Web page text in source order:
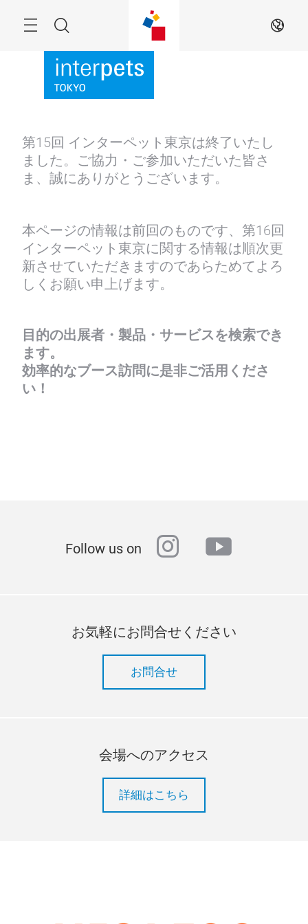
Search JA
第15回 インターペット東京は終了いたし
ました。ご協力・ご参加いただいた皆さ
ま、誠にありがとうございます。
本ページの情報は前回のものです、第16回
インターペット東京に関する情報は順次更
新させていただきますのであらためてよろ
しくお願い申上げます。
目的の出展者・製品・サービスを検索でき
ます。
効率的なブース訪問に是非ご活用くださ
い！
Follow us on instagram
youtube
お気軽にお問合せください
お問合せ
会場へのアクセス
詳細はこちら